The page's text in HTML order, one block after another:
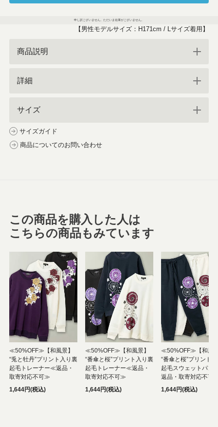
申し訳ございません。ただいま在庫がございません。
【男性モデルサイズ：H171cm / Lサイズ着用】
商品説明
詳細
サイズ
サイズガイド
商品についてのお問い合わせ
この商品を購入した人は
こちらの商品もみています
≪50%OFF≫【和風景】
“兎と牡丹”プリント入り裏
起毛トレーナー≪返品・
取寄対応不可≫
1,644円(税込)
≪50%OFF≫【和風景】
“番傘と桜”プリント入り裏
起毛トレーナー≪返品・
取寄対応不可≫
1,644円(税込)
≪50%OFF≫【和風
“番傘と桜”プリント
起毛スウェットパン
返品・取寄対応不可
1,644円(税込)